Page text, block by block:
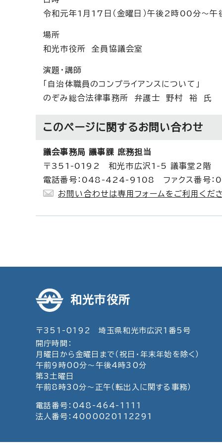
令和元年1月17日（金曜日）午後2時00分～
場所
和光市役所 全員協議会室
演題・講師
「自治体職員のコンプライアンスについて」
のぞみ総合法律事務所 弁護士 野村 裕 氏
このページに関するお問い合わせ
議会事務局 議事課 庶務担当
〒351-0192 和光市広沢1-5 議事堂2階
電話番号：048-424-9108 ファクス番号
お問い合わせは専用フォームをご利用くだ
和光市役所
〒351-0192 埼玉県和光市広沢1番5号
開庁時間：
月曜日から金曜日まで（祝日・年末年始を除く）
午前9時00分～午後4時30分
第3土曜日
午前8時30分～正午（転出入に関する事務）
電話番号：048-464-1111
法人番号：4000020112291